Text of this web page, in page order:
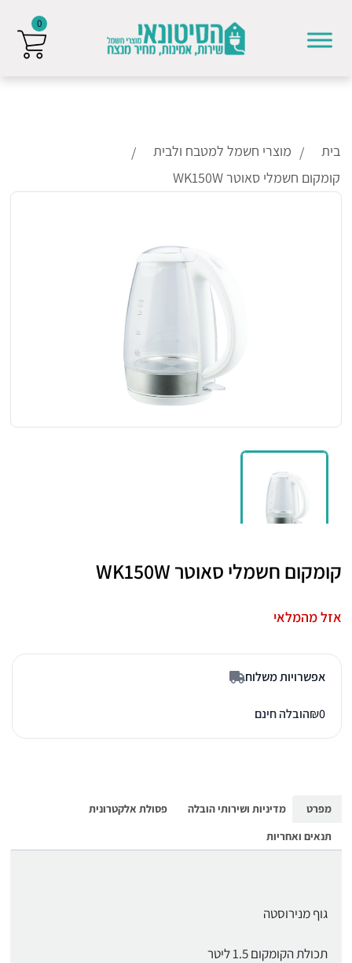
בית
מוצרי חשמל למטבח ולבית
קומקום חשמלי סאוטר WK150W
קומקום חשמלי סאוטר WK150W
אזל מהמלאי
אפשרויות משלוח
₪0 הובלה חינם
מפרט מדיניות ושירותי הובלה
פסולת אלקטרונית
תנאים ואחריות
גוף מנירוסטה
תכולת הקומקום 1.5 ליטר
0